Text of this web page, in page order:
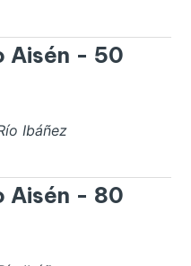
Aisén - 50
Ibáñez
Aisén - 80